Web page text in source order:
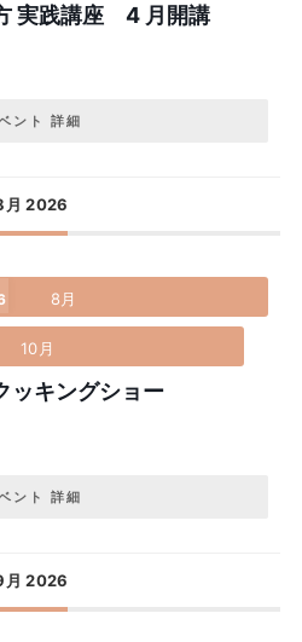
実践講座 4 月開講
ント 詳細
月 2026
8月
10月
ッキングショー
ント 詳細
月 2026